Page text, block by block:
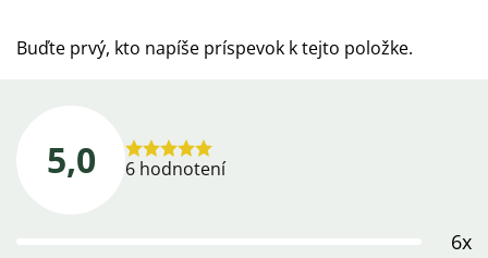
Buďte prvý, kto napíše príspevok k tejto položke.
5,0
Priemerné
6 hodnotení
6x